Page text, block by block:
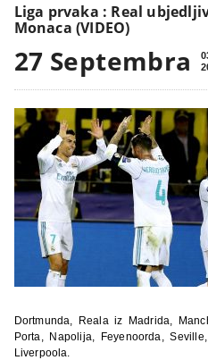
Liga prvaka : Real
Monaca (VIDEO)
27 Septembra
Dortmunda, Reala iz Madrida,
Porta, Napolija, Feyenoorda,
Liverpoola.